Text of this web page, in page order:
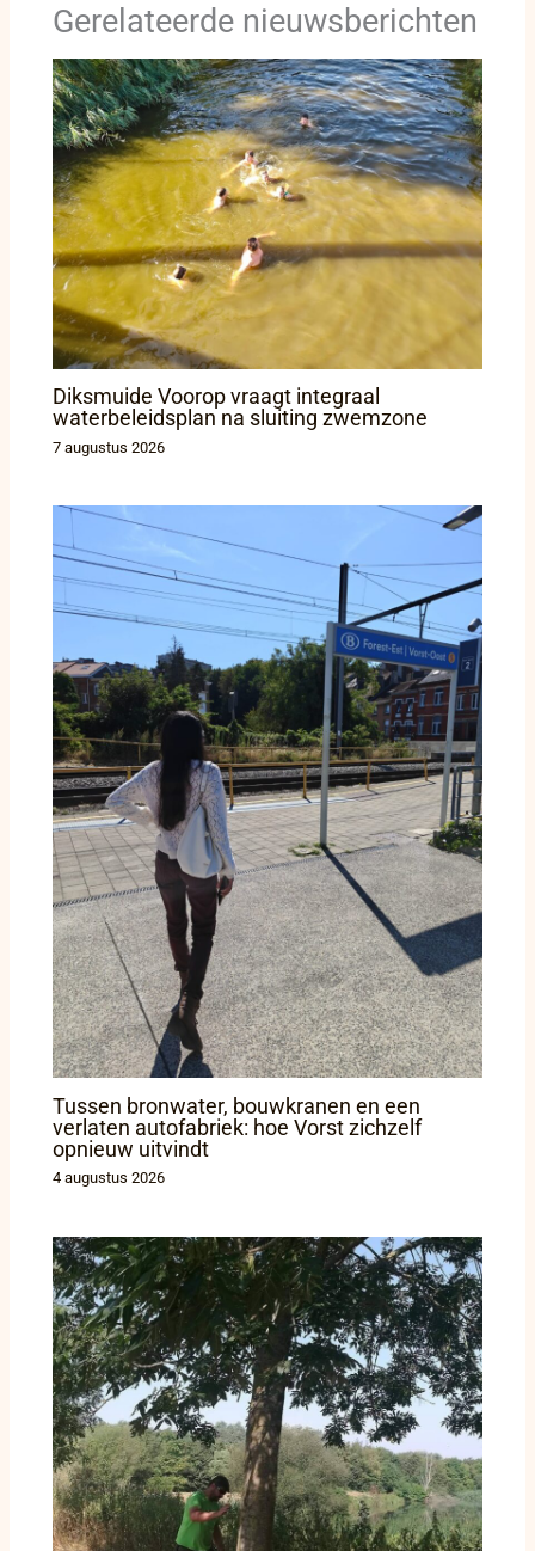
Gerelateerde nieuwsberichten
Diksmuide Voorop vraagt integraal
waterbeleidsplan na sluiting zwemzone
7 augustus 2026
Tussen bronwater, bouwkranen en een
verlaten autofabriek: hoe Vorst zichzelf
opnieuw uitvindt
4 augustus 2026